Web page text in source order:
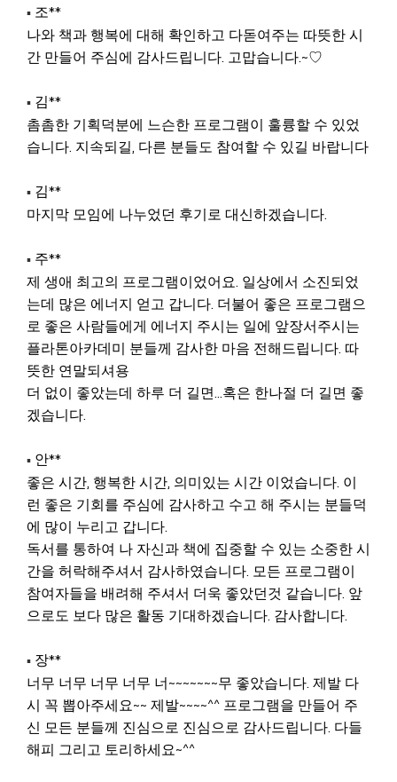
▪ 조**
나와 책과 행복에 대해 확인하고 다돋여주는 따뜻한 시
간 만들어 주심에 감사드립니다. 고맙습니다.~♡
▪ 김**
촘촘한 기획덕분에 느슨한 프로그램이 훌륭할 수 있었
습니다. 지속되길, 다른 분들도 참여할 수 있길 바랍니다
▪ 김**
마지막 모임에 나누었던 후기로 대신하겠습니다.
▪ 주**
제 생애 최고의 프로그램이었어요. 일상에서 소진되었
는데 많은 에너지 얻고 갑니다. 더불어 좋은 프로그램으
로 좋은 사람들에게 에너지 주시는 일에 앞장서주시는
플라톤아카데미 분들께 감사한 마음 전해드립니다. 따
뜻한 연말되셔용
더 없이 좋았는데 하루 더 길면...혹은 한나절 더 길면 좋
겠습니다.
▪ 안**
좋은 시간, 행복한 시간, 의미있는 시간 이었습니다. 이
런 좋은 기회를 주심에 감사하고 수고 해 주시는 분들덕
에 많이 누리고 갑니다.
독서를 통하여 나 자신과 책에 집중할 수 있는 소중한 시
간을 허락해주셔서 감사하였습니다. 모든 프로그램이
참여자들을 배려해 주셔서 더욱 좋았던것 같습니다. 앞
으로도 보다 많은 활동 기대하겠습니다. 감사합니다.
▪ 장**
너무 너무 너무 너무 너~~~~~~~무 좋았습니다. 제발 다
시 꼭 뽑아주세요~~ 제발~~~~^^ 프로그램을 만들어 주
신 모든 분들께 진심으로 진심으로 감사드립니다. 다들
해피 그리고 토리하세요~^^